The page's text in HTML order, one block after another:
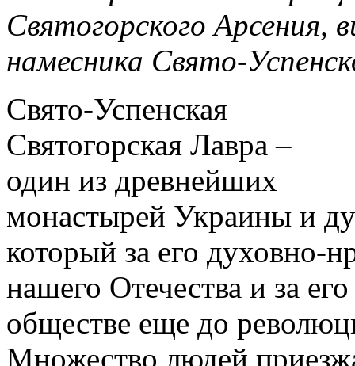
Святогорского Арсения,
намесника Свято-
Свято-Успенская
Святогорская Лавра –
один из древнейших
монастырей Украины и
который за его духовно-
нашего Отечества и за
обществе еще до
Множество людей